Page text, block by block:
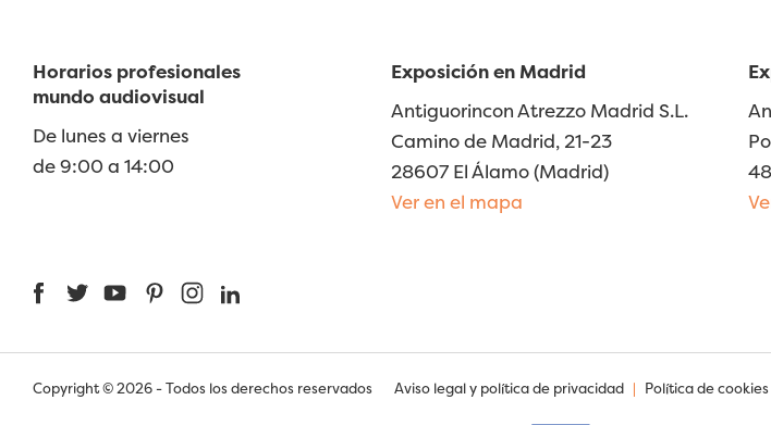
Horarios profesionales
mundo audiovisual
De lunes a viernes
de 9:00 a 14:00
Exposición en Madrid
Antiguorincon Atrezzo Madrid S.L.
Camino de Madrid, 21-23
28607 El Álamo (Madrid)
Ver en el mapa
FacebookTwitterYouTubePinterestInstagram
Copyright © 2026 - Todos los derechos reservados Aviso legal y política de privacidad | Política de cookies